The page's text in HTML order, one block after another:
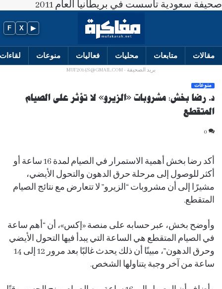
صحيفة سعودية تأسست في بريطانيا العام 2011
F X ▶
مقالات متابعات محليات فعاليات منوعات لقاءات
بريد الصحيفة - MUF2014S@GMAIL.COM
منوعات
د. رضا بخش: مشروبات «الزيرو» لا تؤثر على الصيام
المتقطع
0
أكد رضا بخش أهمية الاستمرار في الصيام لمدة 16 ساعة أو
أكثر للوصول إلى مرحلة حرق الدهون والتحول الأيضي،
مشيرًا إلى أن مشروبات “الزيرو” لا تتعارض مع نتائج الصيام
المتقطع.
وأوضح بخش، عبر حسابه على منصة «إكس»، أن “أهم ساعة
في الصيام المتقطع هي الساعة التي يبدأ فيها التحول الأيضي
وحرق الدهون”، مبينًا أن ذلك يحدث غالبًا بعد مرور 12 إلى 14
ساعة من آخر وجبة يتناولها الشخص.